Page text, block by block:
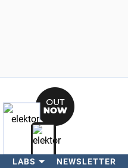
LABS NEWSLETTER